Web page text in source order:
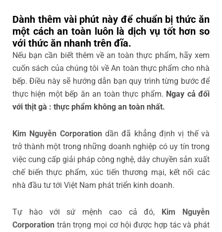
Dành thêm vài phút này để chuẩn bị thức ăn
một cách an toàn luôn là dịch vụ tốt hơn so
với thức ăn nhanh trên đĩa.
Nếu bạn cần biết thêm về an toàn thực phẩm, hãy xem
cuốn sách của chúng tôi về An toàn thực phẩm cho nhà
bếp. Điều này sẽ hướng dẫn bạn quy trình từng bước để
thực hiện một bếp ăn an toàn thực phẩm. Ngay cả đối
với thịt gà : thực phẩm không an toàn nhất.
Kim Nguyễn Corporation dần đã khẳng định vị thế và
trở thành một trong những doanh nghiệp có uy tín trong
việc cung cấp giải pháp công nghệ, dây chuyền sản xuất
chế biến thực phẩm, xúc tiến thương mại, kết nối các
nhà đầu tư tới Việt Nam phát triển kinh doanh.
Tự hào với sứ mệnh cao cả đó, Kim Nguyễn
Corporation trân trọng mọi cơ hội được hợp tác và phát